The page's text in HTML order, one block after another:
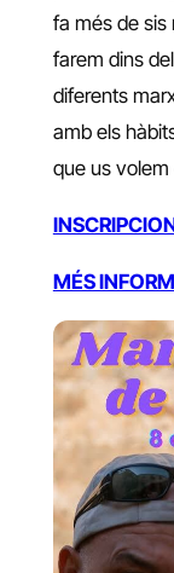
fa més de sis
farem dins
diferents
amb els
que us volem
MÉS